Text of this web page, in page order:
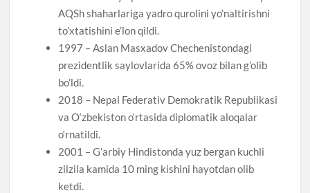
AQSh shaharlariga yadro qurolini yo’naltirishni
to’xtatishini e’lon qildi.
1997 – Aslan Masxadov Chechenistondagi
prezidentlik saylovlarida 65% ovoz bilan g’olib
bo’ldi.
2018 – Nepal Federativ Demokratik Republikasi
va O‘zbekiston o‘rtasida diplomatik aloqalar
o‘rnatildi.
2001 – G’arbiy Hindistonda yuz bergan kuchli
zilzila kamida 10 ming kishini hayotdan olib
ketdi.